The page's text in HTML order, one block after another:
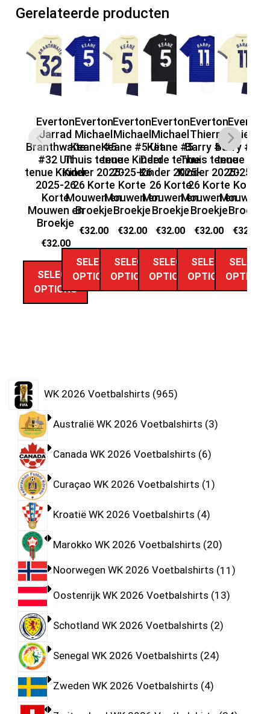
Gerelateerde producten
Everton
Jarrad
Branthwaite
#32 Uit
tenue Kinder
2025-26
Korte
Mouwen en
Broekje
€32.00
SELECT
OPTIONS
Everton
Michael
Keane #5
Thuis tenue
Kinder 2025-
26 Korte
Mouwen en
Broekje
€32.00
SELECT
OPTIONS
Everton
Michael
Keane #5 Uit
tenue Kinder
2025-26
Korte
Mouwen en
Broekje
€32.00
SELECT
OPTIONS
Everton
Michael
Keane #5
Derde tenue
Kinder 2025-
26 Korte
Mouwen en
Broekje
€32.00
SELECT
OPTIONS
Everton
Thierno
Barry #11
Thuis tenue
Kinder 2025-
26 Korte
Mouwen en
Broekje
€32.00
SELECT
OPTIONS
Everton
Thierno
Barry #11
tenue
2025-26
Korte
Mouwen
Broekje
€32.00
SELECT
OPTIONS
WK 2026 Voetbalshirts 965
Australië WK 2026 Voetbalshirts 3
Canada WK 2026 Voetbalshirts 6
Curaçao WK 2026 Voetbalshirts 1
Kroatië WK 2026 Voetbalshirts 4
Marokko WK 2026 Voetbalshirts 20
Noorwegen WK 2026 Voetbalshirts 11
Oostenrijk WK 2026 Voetbalshirts 13
Schotland WK 2026 Voetbalshirts 2
Senegal WK 2026 Voetbalshirts 24
Zweden WK 2026 Voetbalshirts 4